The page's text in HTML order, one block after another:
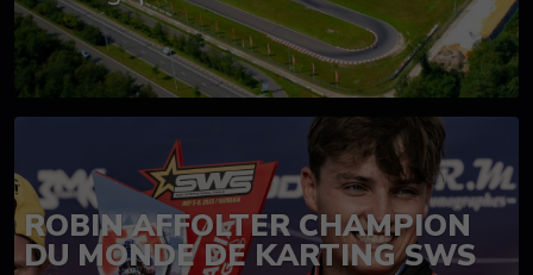
ROBIN AFFOLTER CHAMPION
DU MONDE DE KARTING SWS